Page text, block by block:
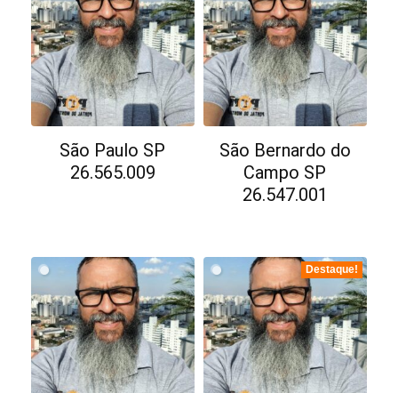
São Paulo SP
26.565.009
São Bernardo do
Campo SP
26.547.001
Destaque!